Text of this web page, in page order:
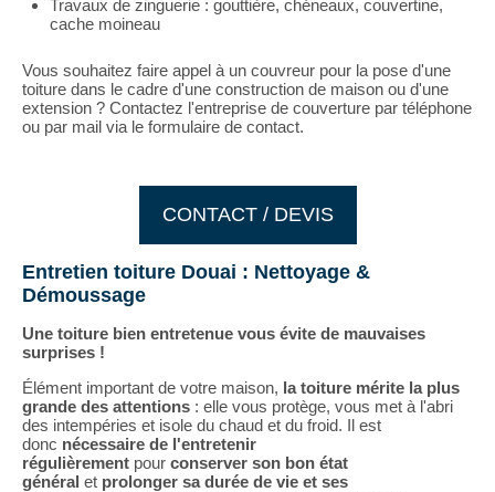
Travaux de zinguerie : gouttière, chéneaux, couvertine,
cache moineau
Vous souhaitez faire appel à un couvreur pour la pose d'une
toiture dans le cadre d'une construction de maison ou d'une
extension ? Contactez l'entreprise de couverture par téléphone
ou par mail via le formulaire de contact.
CONTACT / DEVIS
Entretien toiture Douai : Nettoyage &
Démoussage
Une toiture bien entretenue vous évite de mauvaises
surprises !
Élément important de votre maison, la toiture mérite la plus
grande des attentions : elle vous protège, vous met à l'abri
des intempéries et isole du chaud et du froid. Il est
donc nécessaire de l'entretenir
régulièrement pour conserver son bon état
général et prolonger sa durée de vie et ses